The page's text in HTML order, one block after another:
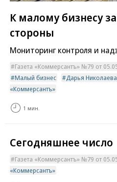
К малому бизнесу
стороны
Мониторинг контроля и
Газета «Коммерсантъ» №79 от
Малый бизнес
Дарья Николаева
«Коммерсантъ»
1 мин.
Сегодняшнее число
Газета «Коммерсантъ» №79 от
«Коммерсантъ»